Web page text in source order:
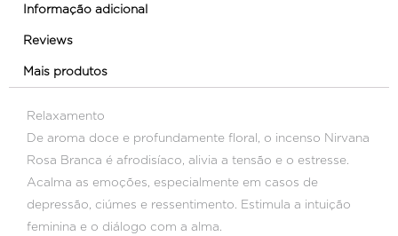
Informação adicional
Reviews
Mais produtos
Relaxamento
De aroma doce e profundamente floral, o incenso Nirvana
Rosa Branca é afrodisíaco, alivia a tensão e o estresse.
Acalma as emoções, especialmente em casos de
depressão, ciúmes e ressentimento. Estimula a intuição
feminina e o diálogo com a alma.